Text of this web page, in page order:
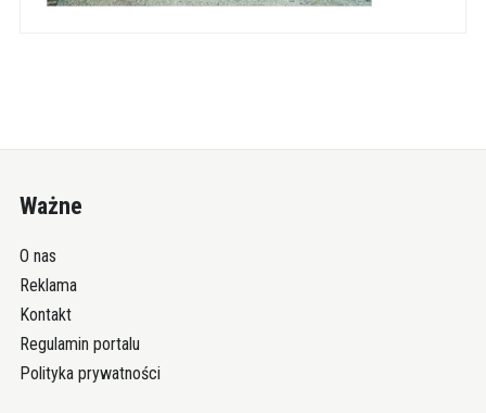
Ważne
O nas
Reklama
Kontakt
Regulamin portalu
Polityka prywatności